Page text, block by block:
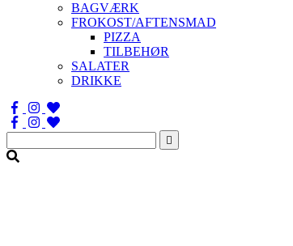
BAGVÆRK
FROKOST/AFTENSMAD
PIZZA
TILBEHØR
SALATER
DRIKKE
Søg
efter: